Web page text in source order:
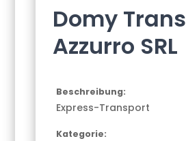
Domy Trans
Azzurro SRL
Beschreibung:
Express-Transport
Kategorie: